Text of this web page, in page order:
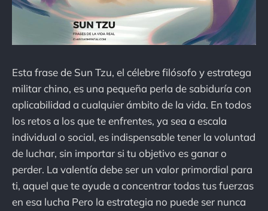
Esta frase de Sun Tzu, el célebre filósofo y estratega
militar chino, es una pequeña perla de sabiduría con
aplicabilidad a cualquier ámbito de la vida. En todos
los retos a los que te enfrentes, ya sea a escala
individual o social, es indispensable tener la voluntad
de luchar, sin importar si tu objetivo es ganar o
perder. La valentía debe ser un valor primordial para
ti, aquel que te ayude a concentrar todas tus fuerzas
en esa lucha Pero la estrategia no puede ser nunca